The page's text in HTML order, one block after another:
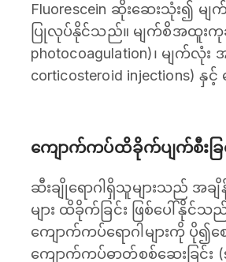
Fluorescein ဆိုးဆေးသုံး၍ မျ
ပြုလုပ်နိုင်သည်။ မျက်စိအထူးကု
photocoagulation)၊ မျက်လုံ
corticosteroid injections)
ကျောက်ကပ်ထိခိုက်ပျက်စီးခြင်
ဆီးချိုရောဂါရှိသူများသည် အခ
များ ထိခိုက်ခြင်း ဖြစ်ပေါ်နို
ကျောက်ကပ်ရောဂါများကို ပို၍
ကျောက်ကပ်ဓာတ်စစ်ဆေးခြင်း